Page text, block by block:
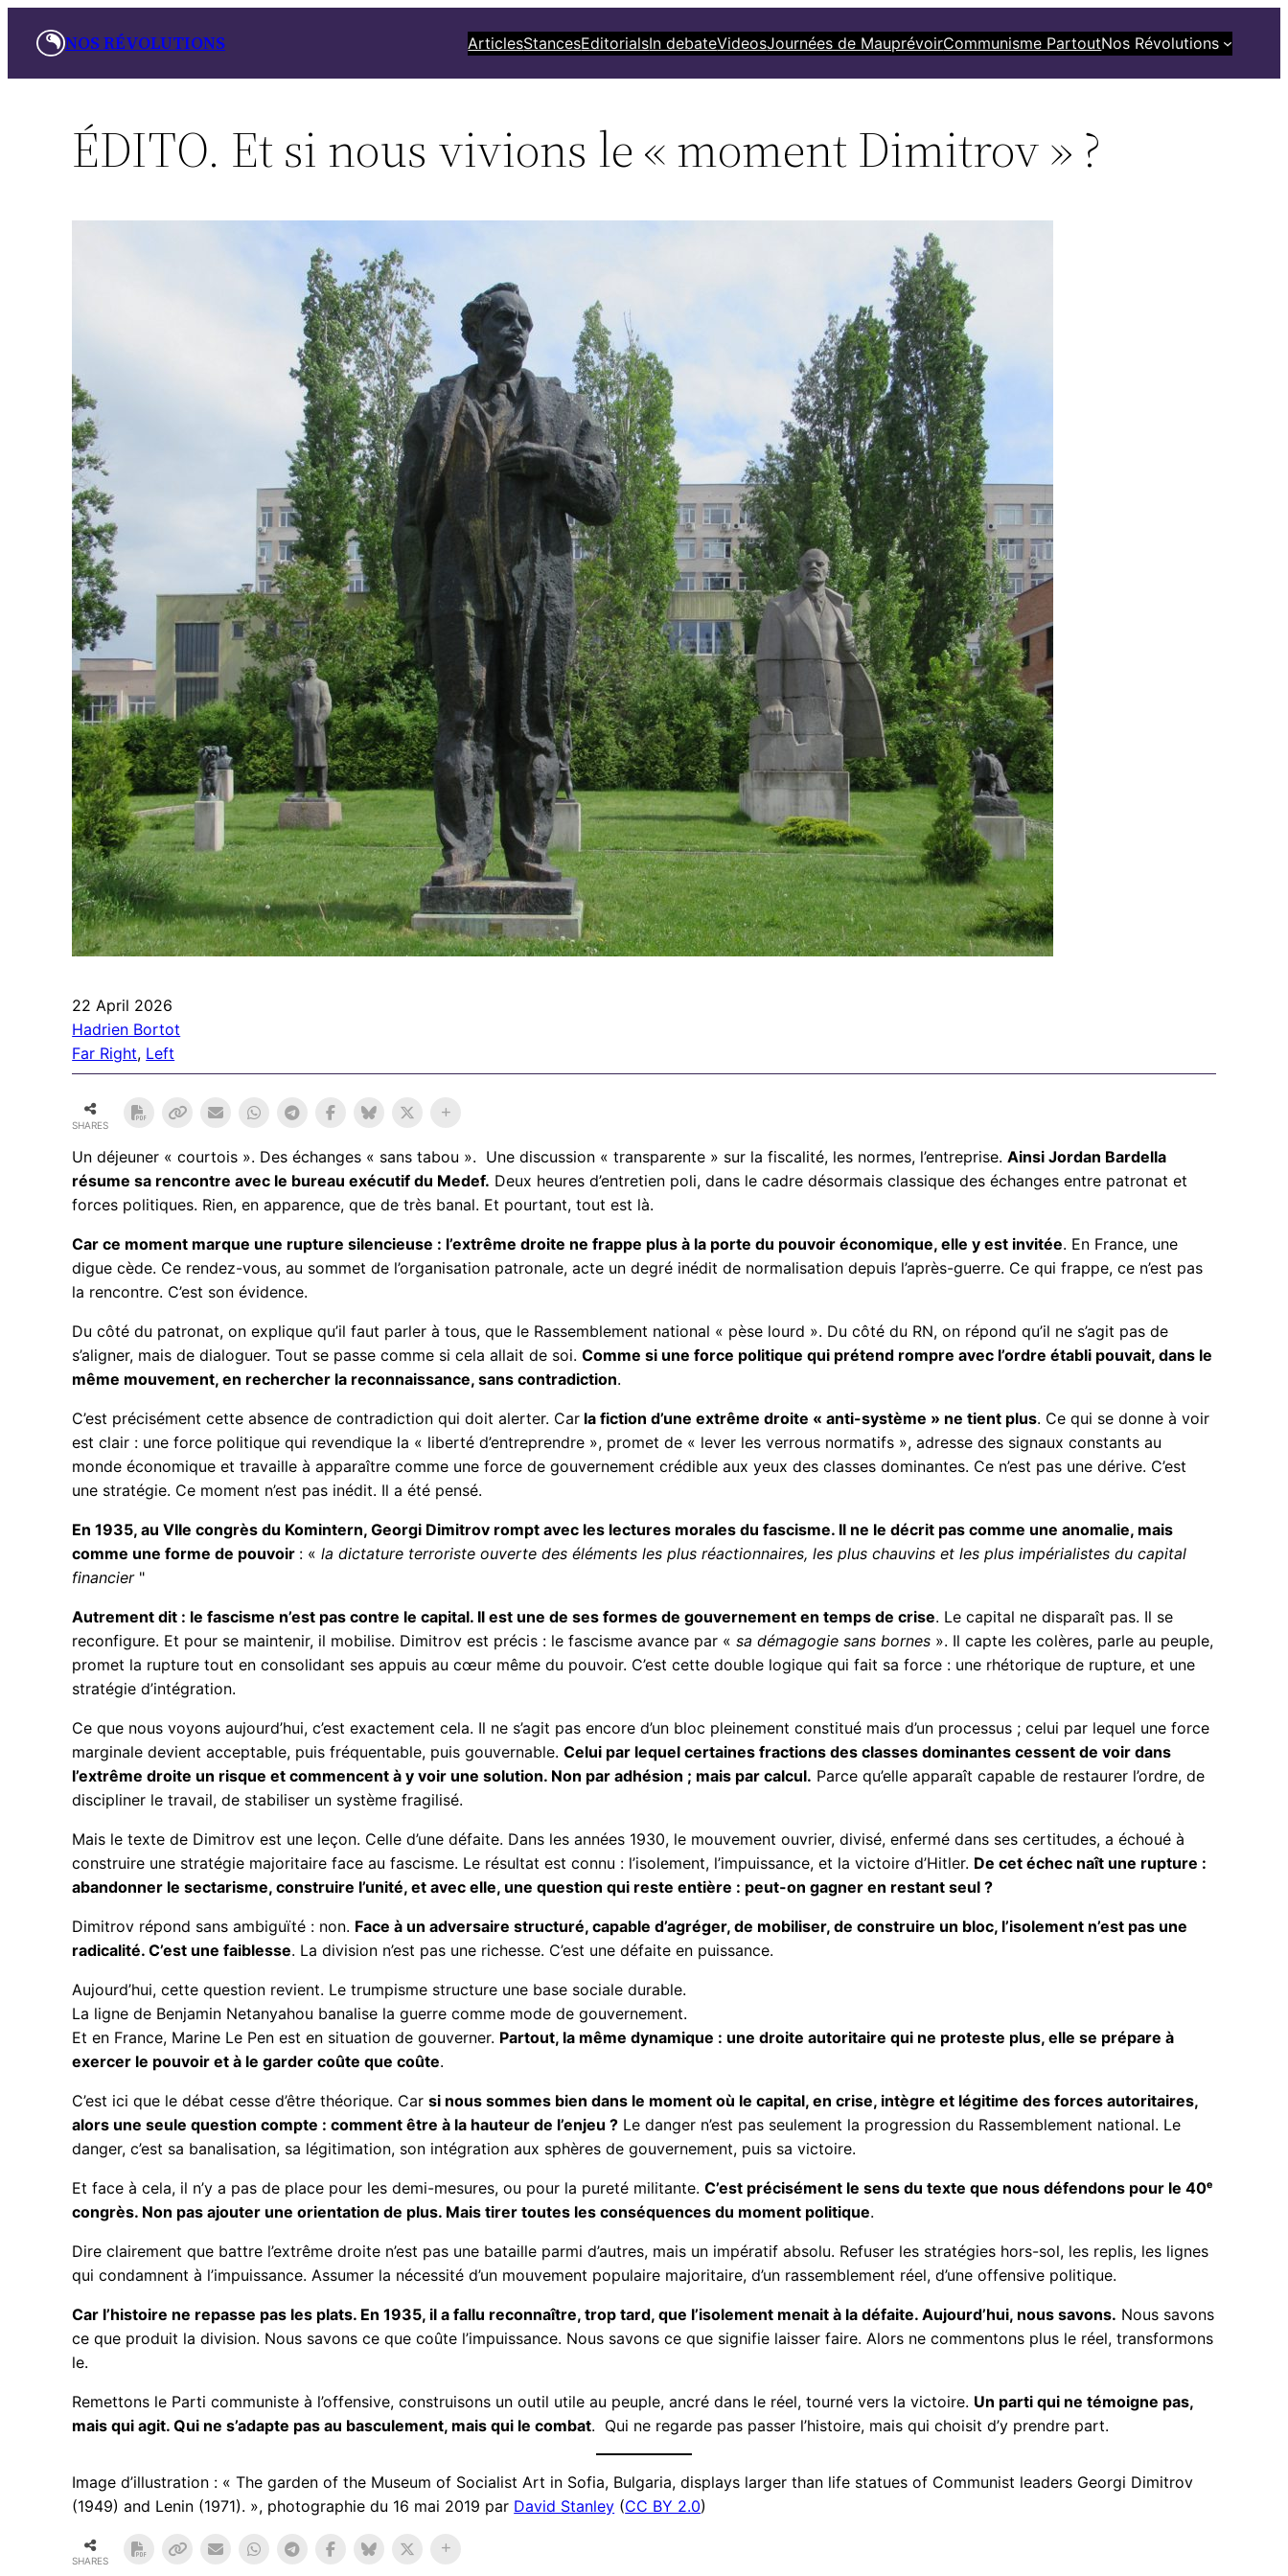
NOS RÉVOLUTIONS ArticlesStancesEditorialsIn debateVideosJournées de MauprévoirCommunisme PartoutNos Révolutions
ÉDITO. Et si nous vivions le « moment Dimitrov » ?
22 April 2026
Hadrien Bortot
Far Right, Left
SHARES
Un déjeuner « courtois ». Des échanges « sans tabou ». Une discussion « transparente » sur la fiscalité, les normes, l’entreprise.Ainsi Jordan Bardella
résume sa rencontre avec le bureau exécutif du Medef. Deux heures d’entretien poli, dans le cadre désormais classique des échanges entre patronat et
forces politiques. Rien, en apparence, que de très banal. Et pourtant, tout est là.
Car ce moment marque une rupture silencieuse : l’extrême droite ne frappe plus à la porte du pouvoir économique, elle y est invitée. En France, une
digue cède. Ce rendez-vous, au sommet de l’organisation patronale, acte un degré inédit de normalisation depuis l’après-guerre. Ce qui frappe, ce n’est pas
la rencontre. C’est son évidence.
Du côté du patronat, on explique qu’il faut parler à tous, que le Rassemblement national « pèse lourd ». Du côté du RN, on répond qu’il ne s’agit pas de
s’aligner, mais de dialoguer. Tout se passe comme si cela allait de soi.Comme si une force politique qui prétend rompre avec l’ordre établi pouvait, dans le
même mouvement, en rechercher la reconnaissance, sans contradiction.
C’est précisément cette absence de contradiction qui doit alerter. Car la fiction d’une extrême droite « anti-système » ne tient plus. Ce qui se donne à voir
est clair : une force politique qui revendique la « liberté d’entreprendre », promet de « lever les verrous normatifs », adresse des signaux constants au
monde économique et travaille à apparaître comme une force de gouvernement crédible aux yeux des classes dominantes. Ce n’est pas une dérive. C’est
une stratégie. Ce moment n’est pas inédit. Il a été pensé.
En 1935, au VIIe congrès du Komintern, Georgi Dimitrov rompt avec les lectures morales du fascisme. Il ne le décrit pas comme une anomalie, mais
comme une forme de pouvoir : « la dictature terroriste ouverte des éléments les plus réactionnaires, les plus chauvins et les plus impérialistes du capital
financier "
Autrement dit : le fascisme n’est pas contre le capital. Il est une de ses formes de gouvernement en temps de crise. Le capital ne disparaît pas. Il se
reconfigure. Et pour se maintenir, il mobilise. Dimitrov est précis : le fascisme avance par «sa démagogie sans bornes ». Il capte les colères, parle au peuple,
promet la rupture tout en consolidant ses appuis au cœur même du pouvoir. C’est cette double logique qui fait sa force : une rhétorique de rupture, et une
stratégie d’intégration.
Ce que nous voyons aujourd’hui, c’est exactement cela. Il ne s’agit pas encore d’un bloc pleinement constitué mais d’un processus ; celui par lequel une force
marginale devient acceptable, puis fréquentable, puis gouvernable.Celui par lequel certaines fractions des classes dominantes cessent de voir dans
l’extrême droite un risque et commencent à y voir une solution. Non par adhésion ; mais par calcul. Parce qu’elle apparaît capable de restaurer l’ordre, de
discipliner le travail, de stabiliser un système fragilisé.
Mais le texte de Dimitrov est une leçon. Celle d’une défaite. Dans les années 1930, le mouvement ouvrier, divisé, enfermé dans ses certitudes, a échoué à
construire une stratégie majoritaire face au fascisme. Le résultat est connu : l’isolement, l’impuissance, et la victoire d’Hitler. De cet échec naît une rupture :
abandonner le sectarisme, construire l’unité, et avec elle, une question qui reste entière : peut-on gagner en restant seul ?
Dimitrov répond sans ambiguïté : non. Face à un adversaire structuré, capable d’agréger, de mobiliser, de construire un bloc, l’isolement n’est pas une
radicalité. C’est une faiblesse. La division n’est pas une richesse. C’est une défaite en puissance.
Aujourd’hui, cette question revient. Le trumpisme structure une base sociale durable.
La ligne de Benjamin Netanyahou banalise la guerre comme mode de gouvernement.
Et en France, Marine Le Pen est en situation de gouverner. Partout, la même dynamique : une droite autoritaire qui ne proteste plus, elle se prépare à
exercer le pouvoir et à le garder coûte que coûte.
C’est ici que le débat cesse d’être théorique. Carsi nous sommes bien dans le moment où le capital, en crise, intègre et légitime des forces autoritaires,
alors une seule question compte : comment être à la hauteur de l’enjeu ? Le danger n’est pas seulement la progression du Rassemblement national. Le
danger, c’est sa banalisation, sa légitimation, son intégration aux sphères de gouvernement, puis sa victoire.
Et face à cela, il n’y a pas de place pour les demi-mesures, ou pour la pureté militante.C’est précisément le sens du texte que nous défendons pour le 40ᵉ
congrès. Non pas ajouter une orientation de plus. Mais tirer toutes les conséquences du moment politique.
Dire clairement que battre l’extrême droite n’est pas une bataille parmi d’autres, mais un impératif absolu. Refuser les stratégies hors-sol, les replis, les lignes
qui condamnent à l’impuissance. Assumer la nécessité d’un mouvement populaire majoritaire, d’un rassemblement réel, d’une offensive politique.
Car l’histoire ne repasse pas les plats. En 1935, il a fallu reconnaître, trop tard, que l’isolement menait à la défaite. Aujourd’hui, nous savons. Nous savons
ce que produit la division. Nous savons ce que coûte l’impuissance. Nous savons ce que signifie laisser faire. Alors ne commentons plus le réel, transformons
le.
Remettons le Parti communiste à l’offensive, construisons un outil utile au peuple, ancré dans le réel, tourné vers la victoire. Un parti qui ne témoigne pas,
mais qui agit. Qui ne s’adapte pas au basculement, mais qui le combat. Qui ne regarde pas passer l’histoire, mais qui choisit d’y prendre part.
Image d’illustration : « The garden of the Museum of Socialist Art in Sofia, Bulgaria, displays larger than life statues of Communist leaders Georgi Dimitrov
(1949) and Lenin (1971). », photographie du 16 mai 2019 par David Stanley (CC BY 2.0)
SHARES